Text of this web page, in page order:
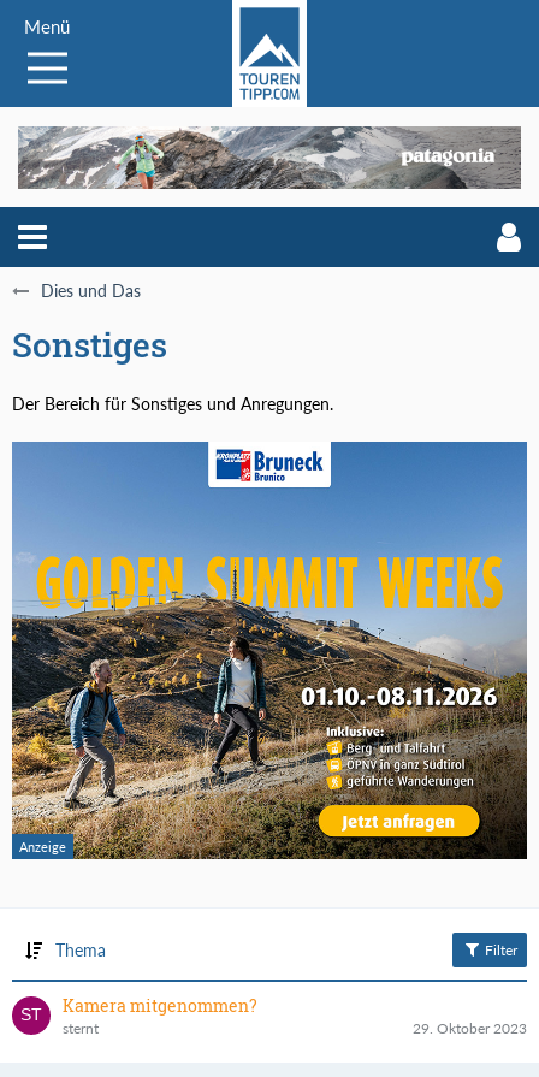
Menü
Dies und Das
Sonstiges
Der Bereich für Sonstiges und Anregungen.
Thema Filter
Kamera mitgenommen?
sternt 29. Oktober 2023